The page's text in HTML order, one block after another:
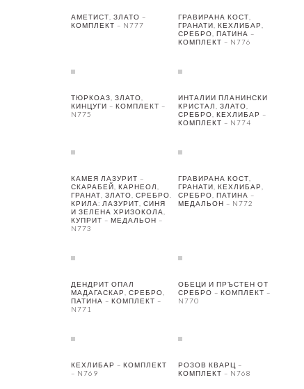
АМЕТИСТ, ЗЛАТО –
КОМПЛЕКТ – N777
ГРАВИРАНА КОСТ,
ГРАНАТИ, КЕХЛИБАР,
СРЕБРО, ПАТИНА –
КОМПЛЕКТ – N776
ТЮРКОАЗ, ЗЛАТО,
КИНЦУГИ – КОМПЛЕКТ –
N775
ИНТАЛИИ ПЛАНИНСКИ
КРИСТАЛ, ЗЛАТО,
СРЕБРО, КЕХЛИБАР –
КОМПЛЕКТ – N774
КАМЕЯ ЛАЗУРИТ –
СКАРАБЕЙ, КАРНЕОЛ,
ГРАНАТ, ЗЛАТО, СРЕБРО.
КРИЛА: ЛАЗУРИТ, СИНЯ
И ЗЕЛЕНА ХРИЗОКОЛА,
КУПРИТ – МЕДАЛЬОН –
N773
ГРАВИРАНА КОСТ,
ГРАНАТИ, КЕХЛИБАР,
СРЕБРО, ПАТИНА –
МЕДАЛЬОН – N772
ДЕНДРИТ ОПАЛ
МАДАГАСКАР, СРЕБРО,
ПАТИНА – КОМПЛЕКТ –
N771
ОБЕЦИ И ПРЪСТЕН ОТ
СРЕБРО – КОМПЛЕКТ –
N770
КЕХЛИБАР – КОМПЛЕКТ
– N769
РОЗОВ КВАРЦ –
КОМПЛЕКТ – N768